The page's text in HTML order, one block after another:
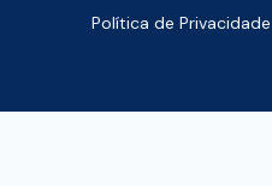
Política de Privacidade